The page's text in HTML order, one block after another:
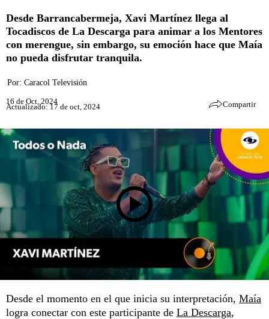
Desde Barrancabermeja, Xavi Martínez llega al
Tocadiscos de La Descarga para animar a los Mentores
con merengue, sin embargo, su emoción hace que Maía
no pueda disfrutar tranquila.
Por: Caracol Televisión
16 de Oct, 2024
Actualizado: 17 de oct, 2024 Compartir
Desde el momento en el que inicia su interpretación, Maía
logra conectar con este participante de La Descarga,